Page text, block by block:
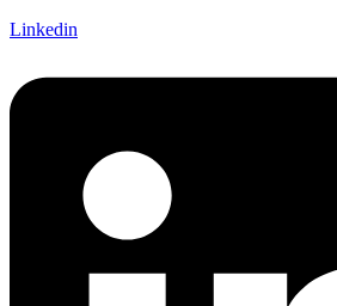
Linkedin